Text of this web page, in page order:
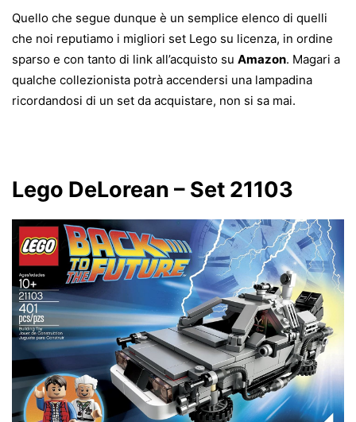
Quello che segue dunque è un semplice elenco di quelli
che noi reputiamo i migliori set Lego su licenza, in ordine
sparso e con tanto di link all’acquisto su Amazon. Magari a
qualche collezionista potrà accendersi una lampadina
ricordandosi di un set da acquistare, non si sa mai.
Lego DeLorean – Set 21103